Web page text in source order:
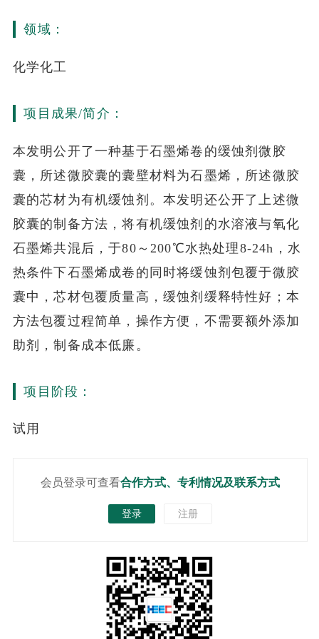
领域：
化学化工
项目成果/简介：
本发明公开了一种基于石墨烯卷的缓蚀剂微胶
囊，所述微胶囊的囊壁材料为石墨烯，所述微胶
囊的芯材为有机缓蚀剂。本发明还公开了上述微
胶囊的制备方法，将有机缓蚀剂的水溶液与氧化
石墨烯共混后，于80～200℃水热处理8‑24h，水
热条件下石墨烯成卷的同时将缓蚀剂包覆于微胶
囊中，芯材包覆质量高，缓蚀剂缓释特性好；本
方法包覆过程简单，操作方便，不需要额外添加
助剂，制备成本低廉。
项目阶段：
试用
会员登录可查看合作方式、专利情况及联系方式
登录 注册